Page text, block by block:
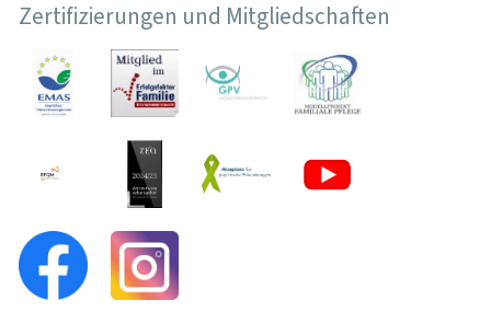
Zertifizierungen und Mitgliedschaften